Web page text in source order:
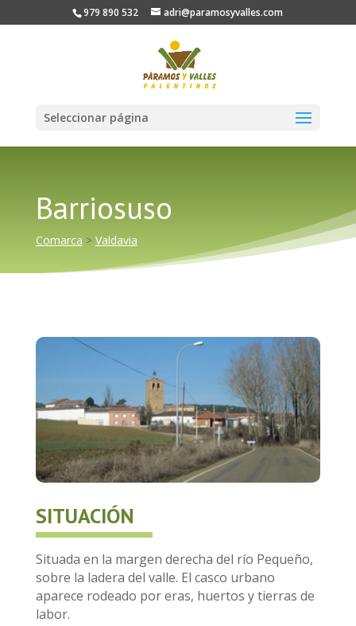
979 890 532 adri@paramosyvalles.com
Seleccionar página
Barriosuso
Comarca > Valdavia
SITUACIÓN
Situada en la margen derecha del río Pequeño,
sobre la ladera del valle. El casco urbano
aparece rodeado por eras, huertos y tierras de
labor.